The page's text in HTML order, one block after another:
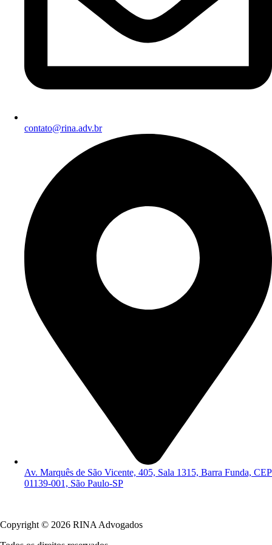
contato@rina.adv.br
Av. Marquês de São Vicente, 405, Sala 1315, Barra Funda, CEP
01139-001, São Paulo-SP
Copyright © 2026 RINA Advogados